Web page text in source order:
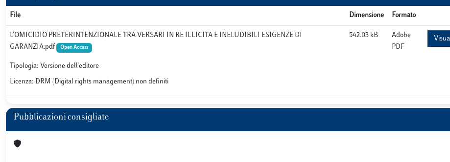
File Dimensione Formato
L’OMICIDIO PRETERINTENZIONALE TRA VERSARI IN RE ILLICITA E INELUDIBILI ESIGENZE DI
GARANZIA.pdf
Open Access
Tipologia: Versione dell'editore
Licenza: DRM (Digital rights management) non definiti
542.03 kB
Adobe
PDF
Pubblicazioni consigliate